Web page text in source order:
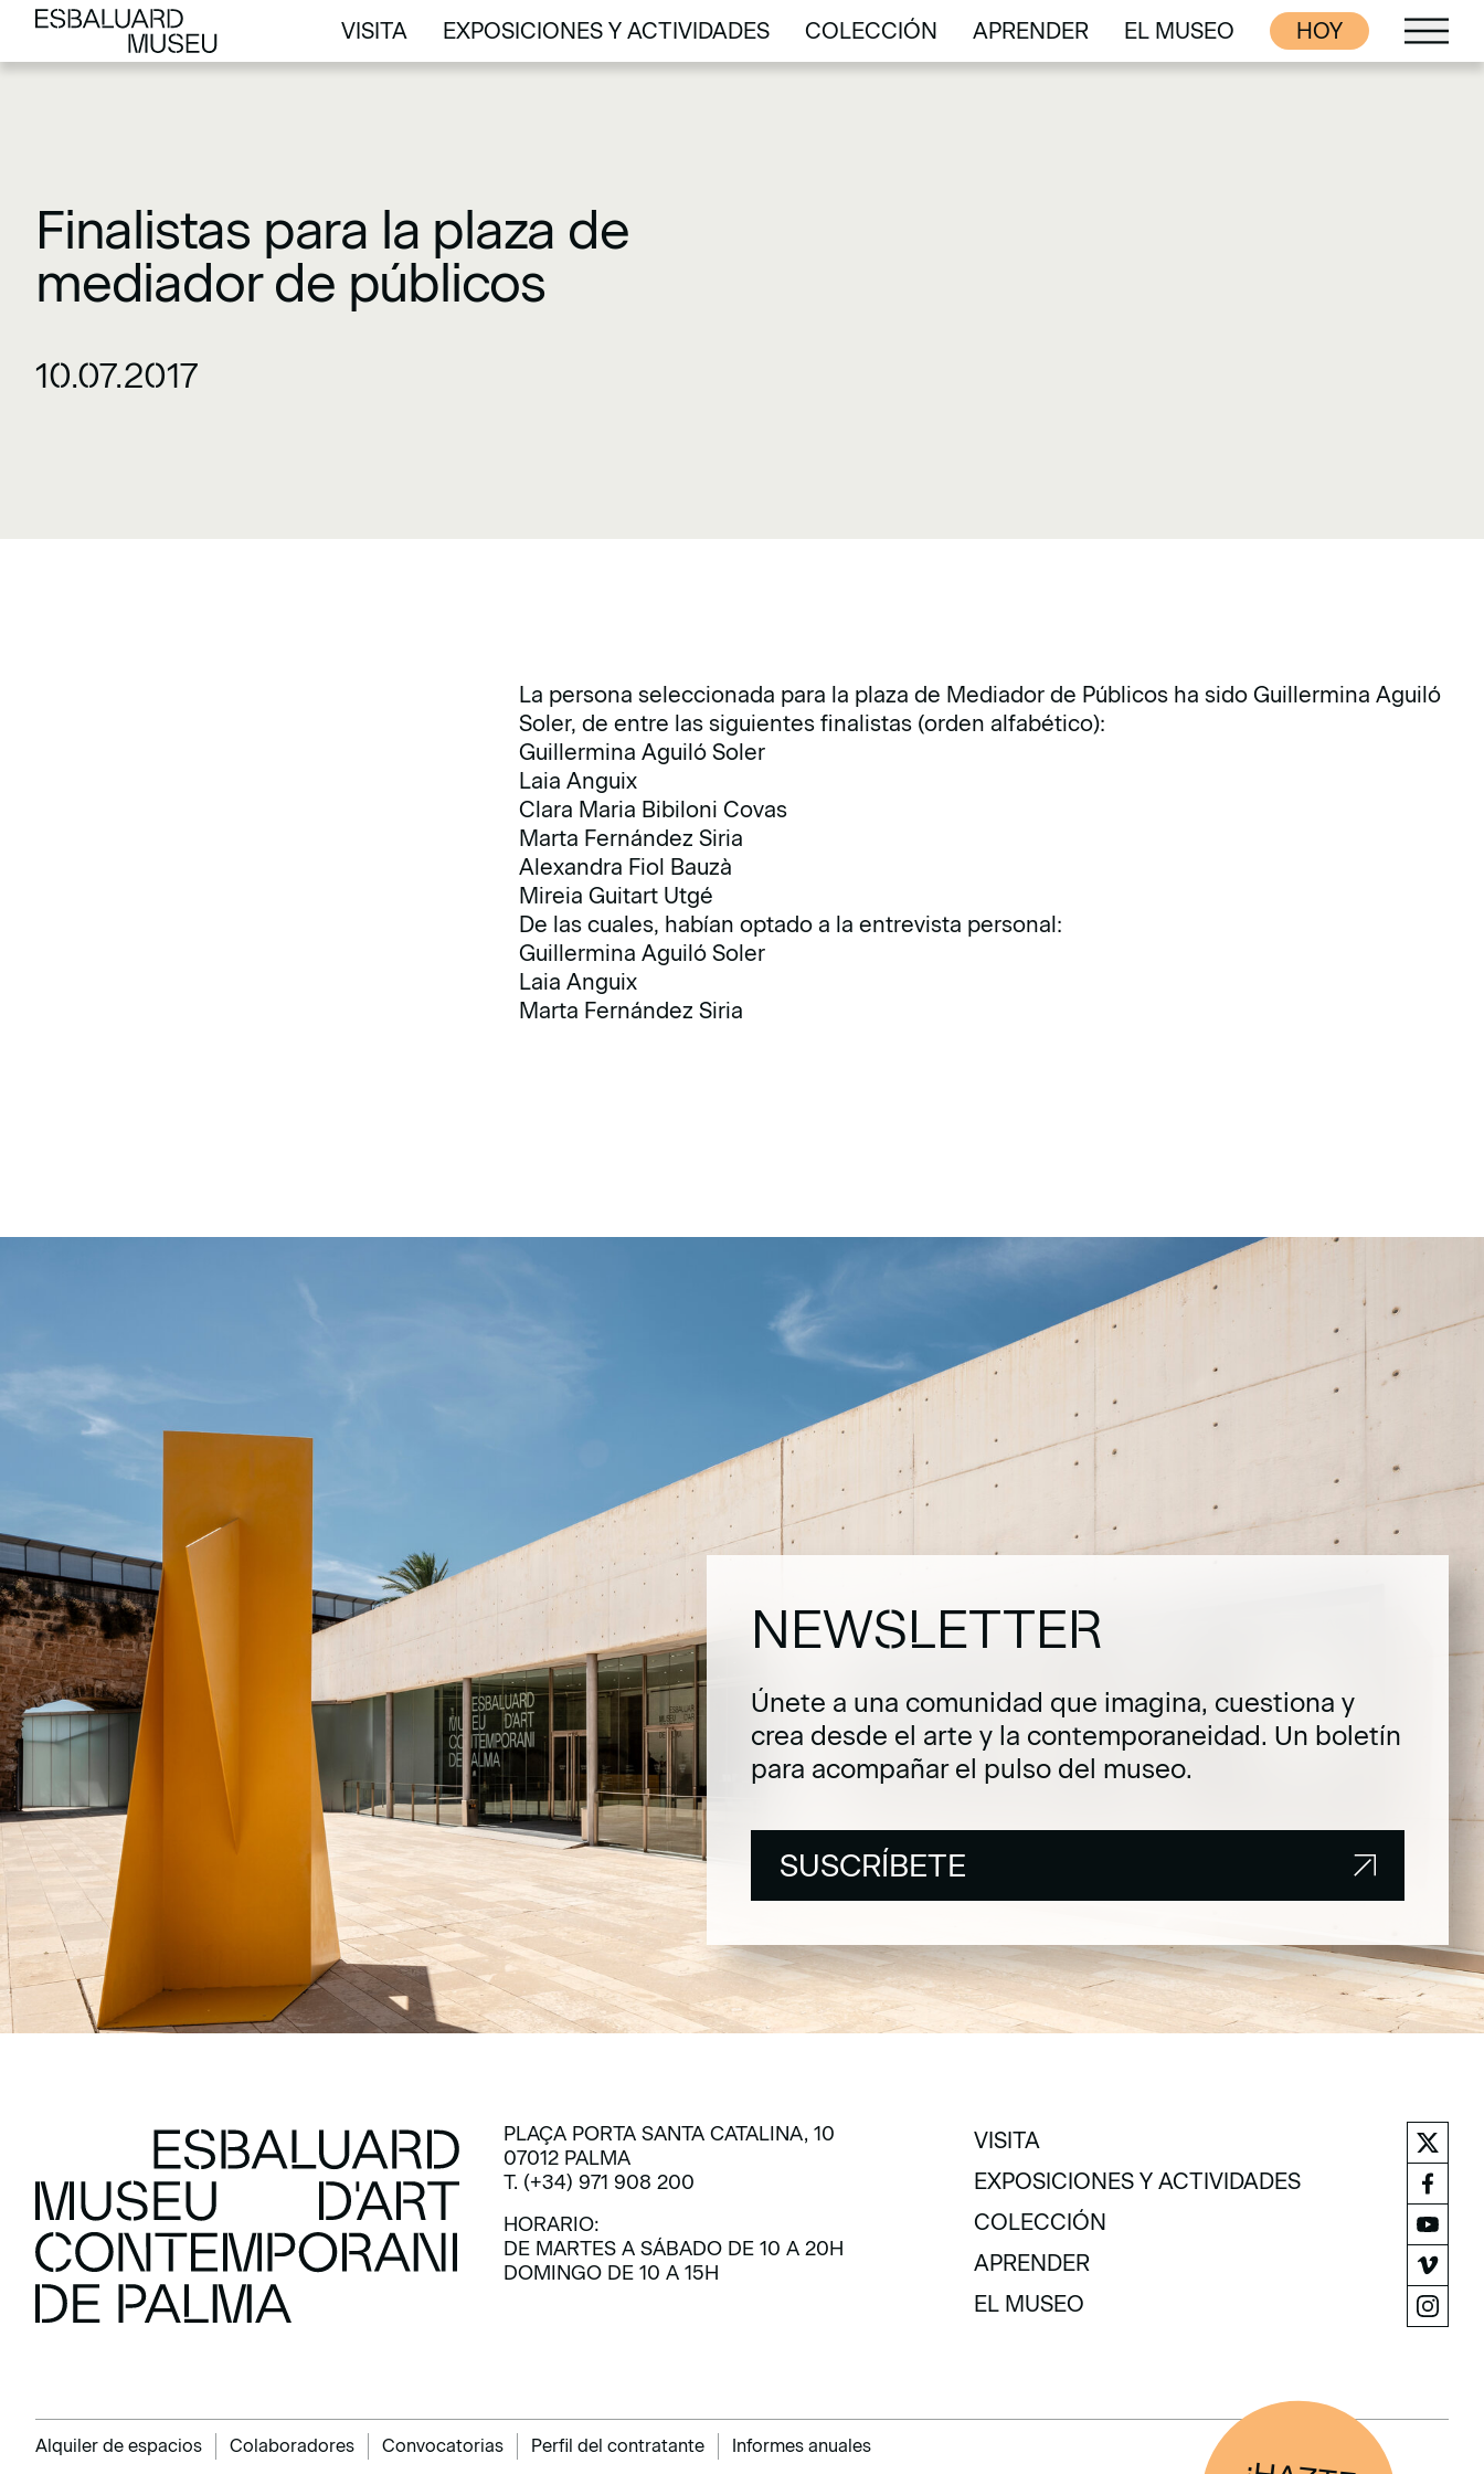
VISITA
VISITA
EXPOSICIONES Y ACTIVIDADES
EXPOSICIONES Y ACTIVIDADES
COLECCIÓN
COLECCIÓN
APRENDER
APRENDER
EL MUSEO
EL MUSEO
HOY
Finalistas para la plaza de
mediador de públicos
10.07.2017
La persona seleccionada para la plaza de Mediador de Públicos ha sido Guillermina Aguiló
Soler, de entre las siguientes finalistas (orden alfabético):
Guillermina Aguiló Soler
Laia Anguix
Clara Maria Bibiloni Covas
Marta Fernández Siria
Alexandra Fiol Bauzà
Mireia Guitart Utgé
De las cuales, habían optado a la entrevista personal:
Guillermina Aguiló Soler
Laia Anguix
Marta Fernández Siria
NEWSLETTER
Únete a una comunidad que imagina, cuestiona y
crea desde el arte y la contemporaneidad. Un boletín
para acompañar el pulso del museo.
SUSCRÍBETE
PLAÇA PORTA SANTA CATALINA, 10
07012 PALMA
T. (+34) 971 908 200
HORARIO:
DE MARTES A SÁBADO DE 10 A 20H
DOMINGO DE 10 A 15H
VISITA
VISITA
EXPOSICIONES Y ACTIVIDADES
EXPOSICIONES Y ACTIVIDADES
COLECCIÓN
COLECCIÓN
APRENDER
APRENDER
EL MUSEO
Alquiler de espacios Colaboradores Convocatorias Perfil del contratante Informes anuales